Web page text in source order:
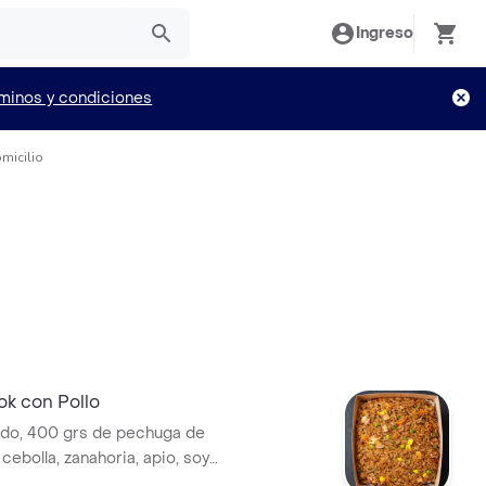
Ingreso
y condiciones
con Pollo
400 grs de pechuga de
zanahoria, apio, soya.